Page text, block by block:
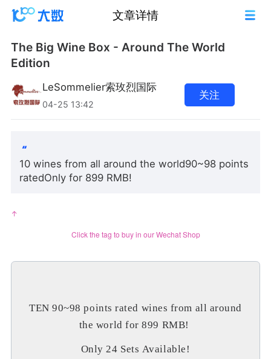
文章详情
The Big Wine Box - Around The World
Edition
LeSommelier索玫烈国际
04-25 13:42
关注
10 wines from all around the world90~98 points
ratedOnly for 899 RMB!
↑
Click the tag to buy in our Wechat Shop
TEN 90~98 points rated wines from all around
the world for 899 RMB!
Only 24 Sets Available!